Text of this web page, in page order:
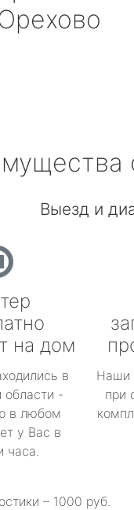
Выезд и
на дом
в
-
в любом
у Вас в
часа.
Наши
при
– 1000 руб.